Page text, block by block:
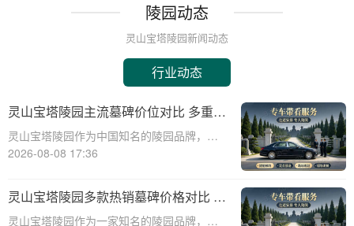
陵园动态
灵山宝塔陵园新闻动态
行业动态
灵山宝塔陵园主流墓碑价位对比 多重优
惠叠加省钱攻略详解
灵山宝塔陵园作为中国知名的陵园品牌，其
墓碑产品种类丰富，价格区间广泛，能够满
发，详细介绍灵山宝塔陵园主流墓碑的价位
对比，并为您提供多重优惠叠加省钱攻略，
帮助您在选购
2026-08-08 17:36
灵山宝塔陵园多款热销墓碑价格对比 多
重优惠组合省钱指南
灵山宝塔陵园作为一家知名的陵园品牌，提